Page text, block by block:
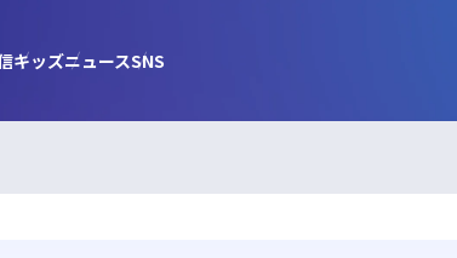
キッズニュースSNS